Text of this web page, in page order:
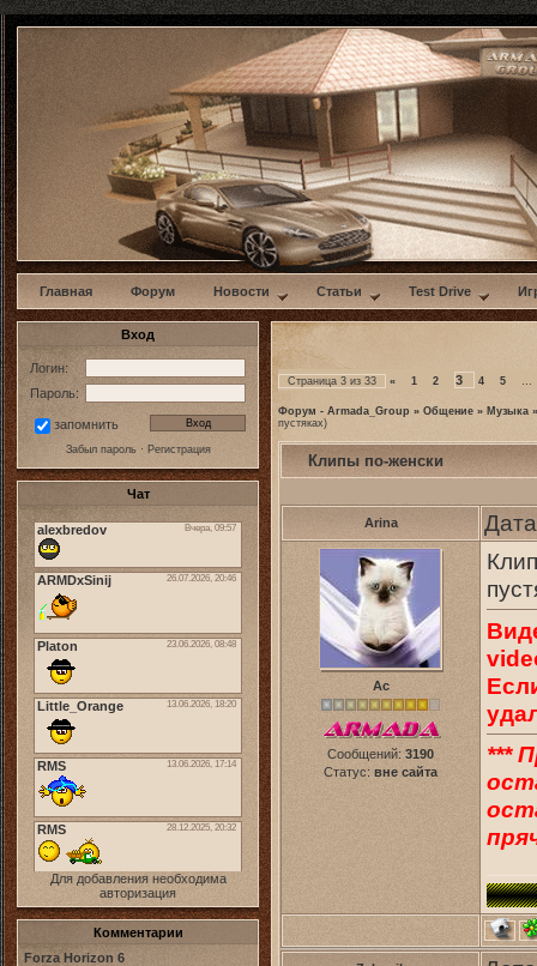
w
Главная Форум Новости Статьи Test Drive
Вход
Логин:
Пароль:
запомнить
Забыл пароль· Регистрация
Чат
Для добавления необходима
авторизация
Комментарии
Forza Horizon 6
Страница 3 из 33 « 1 2 3 4 5 …
Форум - Armada_Group » Общение » Музыка »
пустяках)
Клипы по-женски
Arina
Ас
Сообщений: 3190
Статус: вне сайта
***